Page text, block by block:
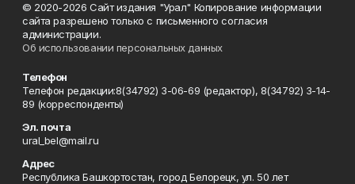
© 2020-2026 Сайт издания "Урал" Копирование информации
сайта разрешено только с письменного согласия
администрации.
Об использовании персональных данных
Телефон
Телефон редакции:8(34792) 3-06-69 (редактор), 8(34792) 3-14-
89 (корреспонденты)
Эл. почта
ural_bel@mail.ru
Адрес
Республика Башкортостан, город Белорецк, ул. 50 лет